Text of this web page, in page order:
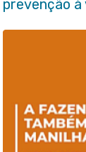
prevenção